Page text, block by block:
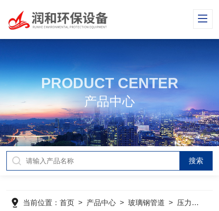
PRODUCT CENTER
产品中心
当前位置：首页 > 产品中心 >玻璃钢管道 > 压力管道